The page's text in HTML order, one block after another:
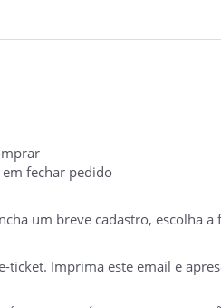
fechar pedido
um breve cadastro, escolha
Imprima este email e